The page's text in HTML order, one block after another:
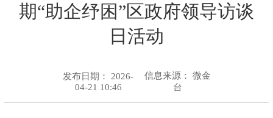
期“助企纾困”区政府领导访谈
日活动
发布日期： 2026-
04-21 10:46
信息来源： 微金
台